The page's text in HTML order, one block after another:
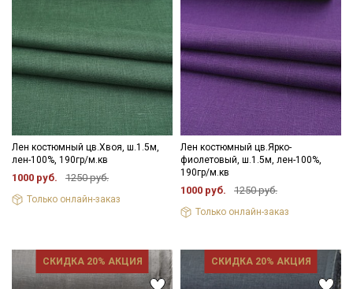
Лен костюмный цв.Хвоя, ш.1.5м,
лен-100%, 190гр/м.кв
1000 руб. 1250 руб.
Только онлайн-заказ
Лен костюмный цв.Ярко-
фиолетовый, ш.1.5м, лен-100%,
190гр/м.кв
1000 руб. 1250 руб.
Только онлайн-заказ
СКИДКА 20% АКЦИЯ СКИДКА 20% АКЦИЯ